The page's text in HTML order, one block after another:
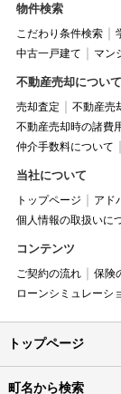
物件検索
こだわり条件検索
中古一戸建て
マン
不動産売却について
売却査定 不動産売
不動産売却時の諸費
仲介手数料について
当社について
トップページ アド
個人情報の取扱いに
コンテンツ
ご契約の流れ 保険
ローンシミュレーシ
トップページ
町名から検索